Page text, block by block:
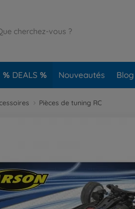
DEALS Nouveautés Blog
Pièces de tuning RC